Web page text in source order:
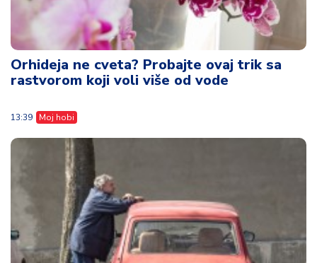
Orhideja ne cveta? Probajte ovaj trik sa
rastvorom koji voli više od vode
13:39 Moj hobi